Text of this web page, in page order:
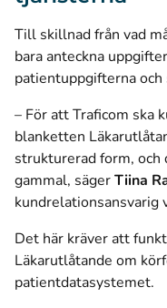
Till skillnad från vad
bara anteckna
patientuppgifterna
– För att Traficom ska
blanketten
strukturerad form, och
gammal, sägerTiina
kundrelationsansvarig
Det här kräver att
Läkarutlåtande om
patientdatasystemet.